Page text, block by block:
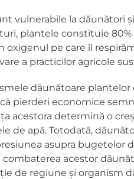
vulnerabile la dăunători
plantele constituie
oxigenul pe care îl
a practicilor agricole
dăunătoare
pierderi economice
acestora determină o
de apă. Totodată,
asupra bugetelor
acestor
de regiune și organism